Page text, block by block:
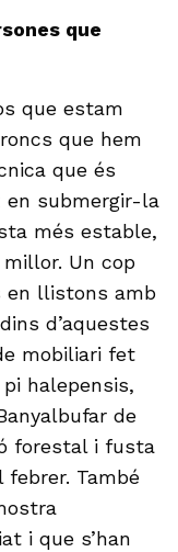
que
que estam
que hem
que és
en submergir-la
més estable,
Un cop
llistons amb
d’aquestes
mobiliari fet
halepensis,
de
forestal i fusta
També
i que s’han